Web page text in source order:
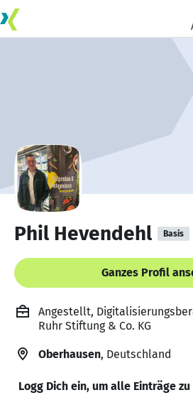
Phil Hevendehl Basis
Ganzes Profil
Angestellt,
Ruhr Stiftung & Co. KG
Oberhausen, Deutschland
Logg Dich ein, um alle Einträge